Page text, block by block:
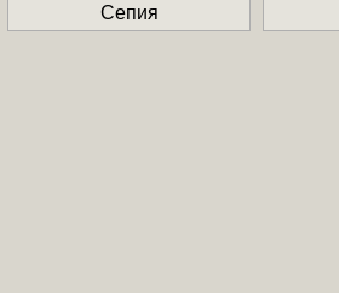
Сепия